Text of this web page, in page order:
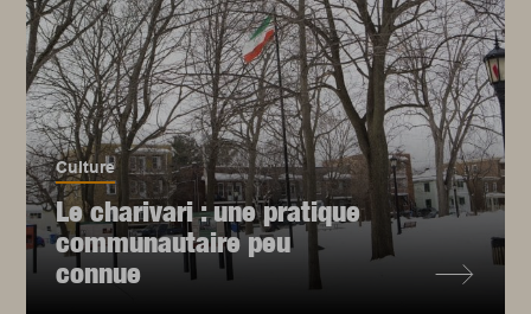
Culture
Le charivari : une pratique
communautaire peu
connue